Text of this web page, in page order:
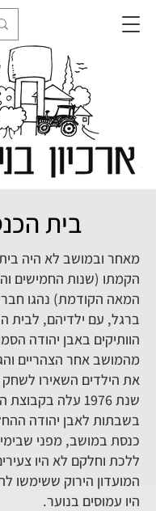
בית
מאחר ובמושב לא היה
הקמתו (שנות החמישים
המאה הקודמת) נהגו
ברגל, עם ילדיהם, לבית
הוותיקים באבן יהודה
מהמושב אחר הצהריים
את הילדים השאירו
שנת 1976 עלה
בשבתות לאבן יהודה
כנסת במושב, מפני
ללכת וחלקם לא היו
המועדון הירוק ששימשו
היו עמוסים בנוער.